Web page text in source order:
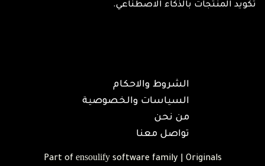
تكويد المنتجات بالذكاء الاصطناعي.
الشروط والاحكام
السياسات والخصوصية
من نحن
تواصل معنا
Part of ensoulifysoftware family | Originals